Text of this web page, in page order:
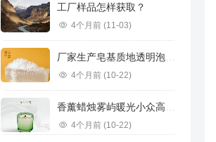
工厂样品怎样获取？
4个月前 (11-03)
4个月前 (10-22)
4个月前 (10-22)